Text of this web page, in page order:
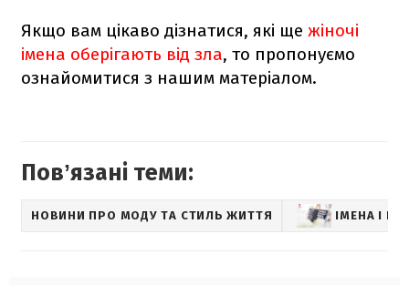
Якщо вам цікаво дізнатися, які ще жіночі
імена оберігають від зла, то пропонуємо
ознайомитися з нашим матеріалом.
Повʼязані теми:
НОВИНИ ПРО МОДУ ТА СТИЛЬ ЖИТТЯ ІМЕНА І